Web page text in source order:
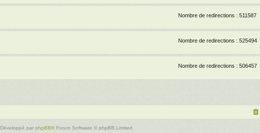
Nombre de redirections : 511587
Nombre de redirections : 525494
Nombre de redirections : 506457
Développé par phpBB® Forum Software © phpBB Limited